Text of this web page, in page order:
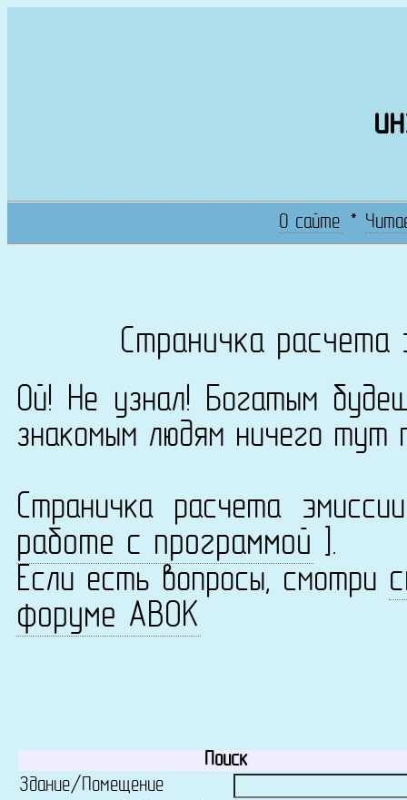
О сайте*
Страничка
Ой! Не узнал! Богатым
знакомым людям ничего тут
Страничка расчета
работе с программой ].
Если есть вопросы, смотри
форуме АВОК
Поиск
Здание/Помещение